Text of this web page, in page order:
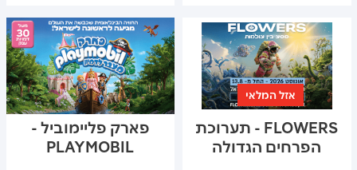
פארק פליימוביל -
PLAYMOBIL
אזל המלאי
FLOWERS - תערוכת
הפרחים הגדולה